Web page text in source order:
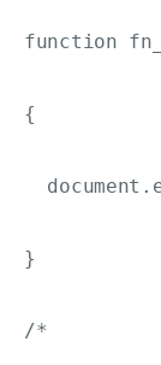
function
{
}
/*